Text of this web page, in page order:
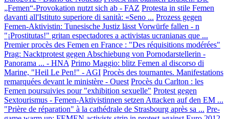
„Femen“-Provokation nutzt sich ab - FAZ Protesta in stile Femen
davanti all'Istituto superiore di sanità: «Seno ... Prozess gegen
Femen-Aktivistin: Tunesische Justiz lässt Vorwürfe fallen - n
"¡Prostitutas!" gritan espectadores a activistas ucranianas que ...
Premier procès des Femen en France : "Des réquisitions modérées"
Prag: Nacktprotest gegen Abschiebung von Pornodarstellerin -
Panorama ... - HNA Primo Maggio: blitz Femen al discorso di
Marine, "Heil Le Pen!" - AGI Procès des tournantes. Manifestations
remarquées devant le ministère - Ouest Procès du Carlton : les
Femen poursuivies pour "exhibition sexuelle" Protest gegen
Sextourismus - Femen-Aktivistinnen setzen Attacken auf den EM ...
"Prière de réparation" à la cathédrale de Strasbourg après sa ... Pre-